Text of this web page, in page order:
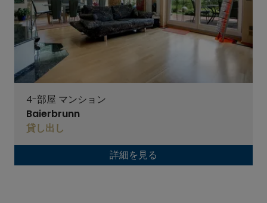
4-部屋 マンション
Baierbrunn
貸し出し
詳細を見る